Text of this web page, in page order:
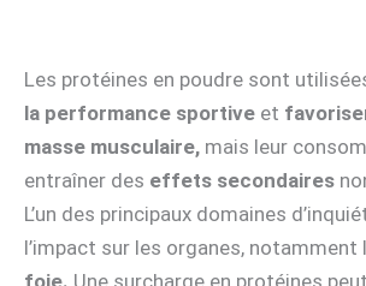
Les protéines en poudre sont
la performance sportive et
masse musculaire, mais leur
entraîner des effets secondaires
L’un des principaux domaines
l’impact sur les organes, notamment
foie. Une surcharge en protéines